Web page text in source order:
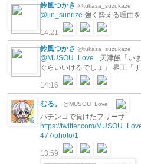
鈴風つかさ @tukasa_suzukaze
@jin_sunrize 強く酔える理由
14:21
鈴風つかさ @tukasa_suzukaze
@MUSOU_Love_
天津飯「い
ぐらいいけるでしょ」 界王「
14:16
むる。 @MUSOU_Love_
パチンコで負けたフリーザ
https://twitter.com/
477/photo/1
13:59